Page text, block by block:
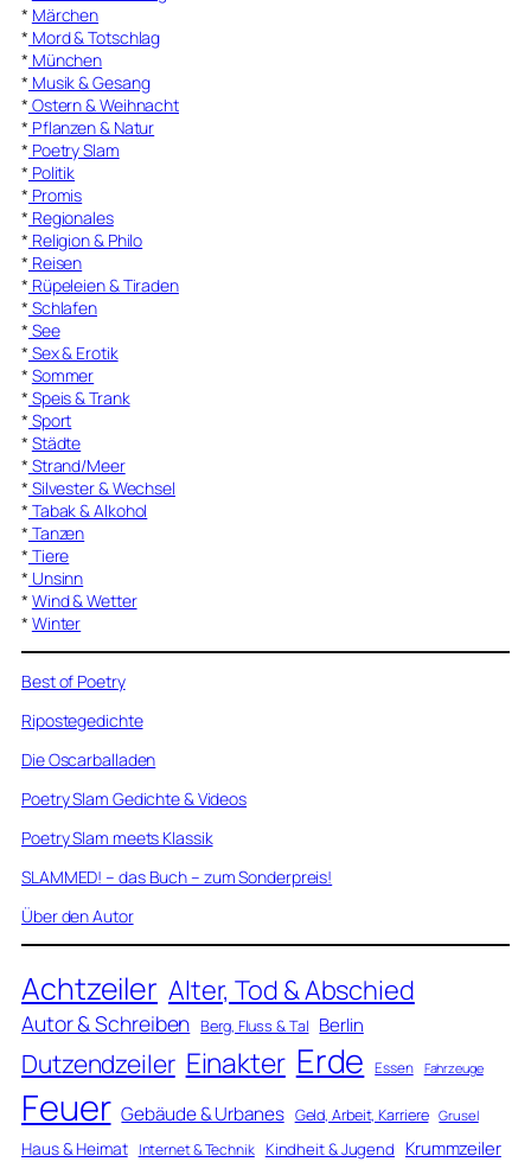
* Märchen
* Mord & Totschlag
* München
* Musik & Gesang
* Ostern & Weihnacht
* Pflanzen & Natur
* Poetry Slam
* Politik
* Promis
* Regionales
* Religion & Philo
* Reisen
* Rüpeleien & Tiraden
* Schlafen
* See
* Sex & Erotik
* Sommer
* Speis & Trank
* Sport
* Städte
* Strand/Meer
* Silvester & Wechsel
* Tabak & Alkohol
* Tanzen
* Tiere
* Unsinn
* Wind & Wetter
* Winter
Best of Poetry
Ripostegedichte
Die Oscarballaden
Poetry Slam Gedichte & Videos
Poetry Slam meets Klassik
SLAMMED! – das Buch – zum Sonderpreis!
Über den Autor
Achtzeiler Alter, Tod & Abschied
Autor & Schreiben Berg, Fluss & Tal Berlin
Dutzendzeiler Einakter Erde Essen Fahrzeuge
Feuer Gebäude & Urbanes Geld, Arbeit, Karriere Grusel
Haus & Heimat Internet & Technik Kindheit & Jugend Krummzeiler